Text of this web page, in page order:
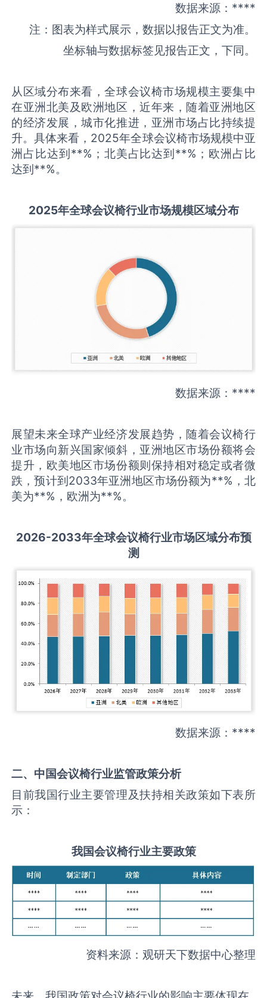
数据来源：****
注：图表为样式展示，数据以报告正文为准。
坐标轴与数据标签见报告正文，下同。
从区域分布来看，全球会议椅市场规模主要集中
在亚洲北美及欧洲地区，近年来，随着亚洲地区
的经济发展，城市化推进，亚洲市场占比持续提
升。具体来看，2025年全球会议椅市场规模中亚
洲占比达到**%；北美占比达到**%；欧洲占比
达到**%。
2025年全球会议椅行业市场规模区域分布
数据来源：****
展望未来全球产业经济发展趋势，随着会议椅行
业市场向新兴国家倾斜，亚洲地区市场份额将会
提升，欧美地区市场份额则保持相对稳定或者微
跌，预计到2033年亚洲地区市场份额为**%，北
美为**%，欧洲为**%。
2026-2033年全球会议椅行业市场区域分布预
测
数据来源：****
二、中国会议椅行业监管政策分析
目前我国行业主要管理及扶持相关政策如下表所
示：
我国会议椅行业主要政策
资料来源：观研天下数据中心整理